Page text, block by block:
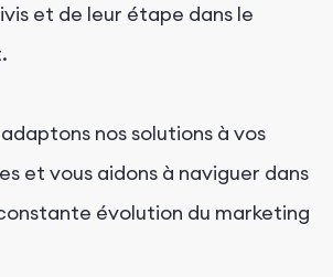
et de leur étape dans le
nos solutions à vos
et vous aidons à naviguer dans
évolution du marketing